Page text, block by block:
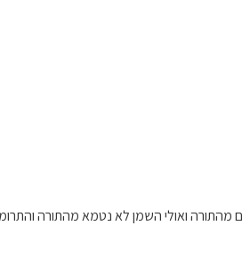
ואולי השמן לא נטמא מהתורה